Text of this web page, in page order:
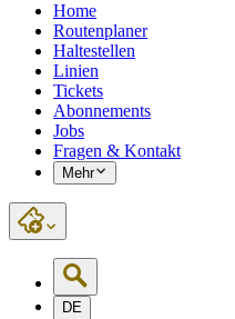
Home
Routenplaner
Haltestellen
Linien
Tickets
Abonnements
Jobs
Fragen & Kontakt
Mehr
DE